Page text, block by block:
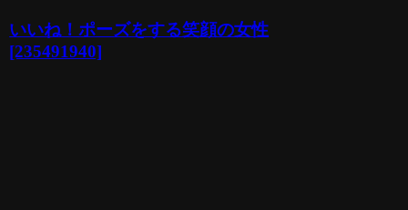
いいね！ポーズをする笑顔の女性
[235491940]